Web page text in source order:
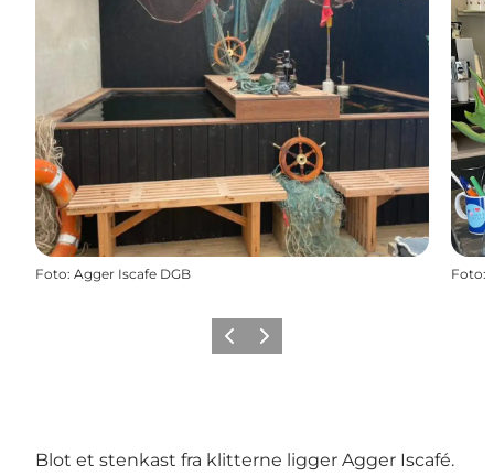
Foto: Agger Iscafe DGB Foto:
ForrigeNæste
Blot et stenkast fra klitterne ligger Agger Iscafé.